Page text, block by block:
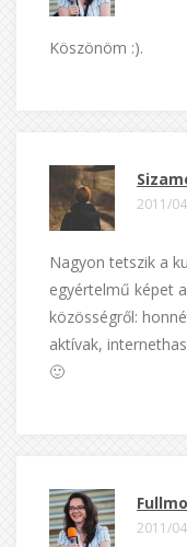
Köszönöm :).
2011/
Nagyon tetszik a
egyértelmű képet
közösségről:
aktívak,
🙂
2011/